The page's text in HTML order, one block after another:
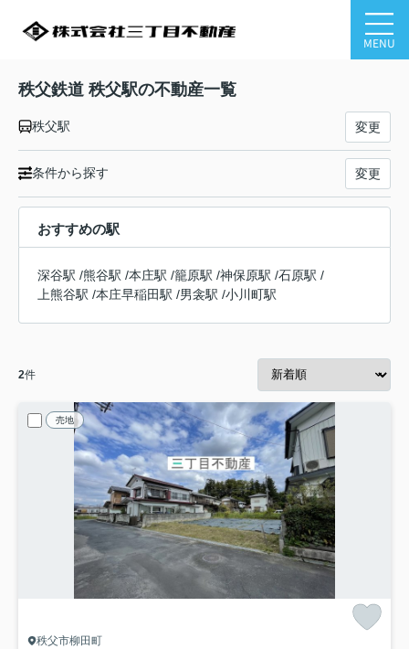
MENU
秩父鉄道 秩父駅の不動産一覧
秩父駅 変更
条件から探す 変更
おすすめの駅
深谷駅 /熊谷駅 /本庄駅 /籠原駅 /神保原駅 /石原駅 /
上熊谷駅 /本庄早稲田駅 /男衾駅 /小川町駅
2件
売地
秩父市柳田町